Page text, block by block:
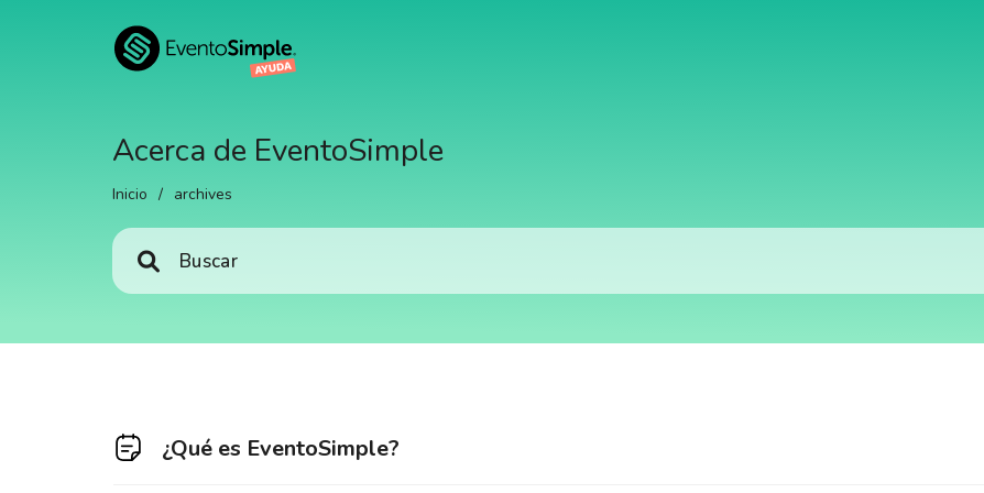
Acerca de EventoSimple
Inicio / archives
¿Qué es EventoSimple?